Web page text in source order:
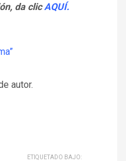
da clicAQUÍ.
autor.
ETIQUETADO BAJO: